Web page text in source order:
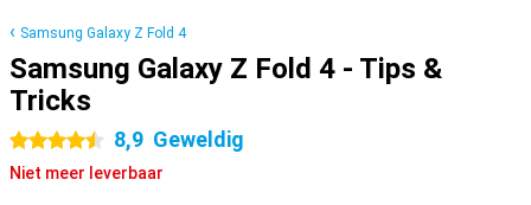
Samsung Galaxy Z Fold 4
Samsung Galaxy Z Fold 4 - Tips &
Tricks
4.5 sterren 8,9 Geweldig
Niet meer leverbaar